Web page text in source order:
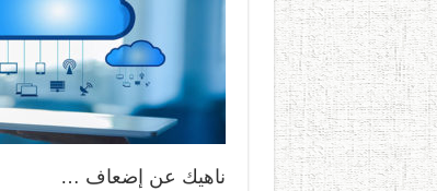
ناهيك عن إضعاف …